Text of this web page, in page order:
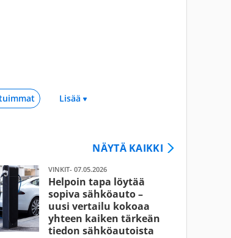
NÄYTÄ KAIKKI
VINKIT- 07.05.2026
Helpoin tapa löytää
sopiva sähköauto –
uusi vertailu kokoaa
yhteen kaiken tärkeän
tiedon sähköautoista